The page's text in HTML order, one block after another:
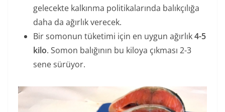
gelecekte kalkınma politikalarında balıkçılığa
daha da ağırlık verecek.
Bir somonun tüketimi için en uygun ağırlık4-5
kilo. Somon balığının bu kiloya çıkması 2-3
sene sürüyor.